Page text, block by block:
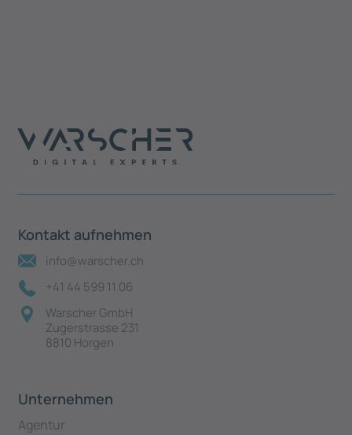
Kontakt aufnehmen
info@warscher.ch
+41 44 599 11 06
Warscher GmbH
Zugerstrasse 231
8810 Horgen
Unternehmen
Agentur